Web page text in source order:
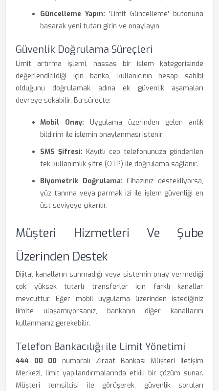
Güncelleme Yapın: 'Limit Güncelleme' butonuna
basarak yeni tutarı girin ve onaylayın.
Güvenlik Doğrulama Süreçleri
Limit artırma işlemi, hassas bir işlem kategorisinde
değerlendirildiği için banka, kullanıcının hesap sahibi
olduğunu doğrulamak adına ek güvenlik aşamaları
devreye sokabilir. Bu süreçte:
Mobil Onay: Uygulama üzerinden gelen anlık
bildirim ile işlemin onaylanması istenir.
SMS Şifresi: Kayıtlı cep telefonunuza gönderilen
tek kullanımlık şifre (OTP) ile doğrulama sağlanır.
Biyometrik Doğrulama: Cihazınız destekliyorsa,
yüz tanıma veya parmak izi ile işlem güvenliği en
üst seviyeye çıkarılır.
Müşteri Hizmetleri Ve Şube
Üzerinden Destek
Dijital kanalların sunmadığı veya sistemin onay vermediği
çok yüksek tutarlı transferler için farklı kanallar
mevcuttur. Eğer mobil uygulama üzerinden istediğiniz
limite ulaşamıyorsanız, bankanın diğer kanallarını
kullanmanız gerekebilir.
Telefon Bankacılığı ile Limit Yönetimi
444 00 00 numaralı Ziraat Bankası Müşteri İletişim
Merkezi, limit yapılandırmalarında etkili bir çözüm sunar.
Müşteri temsilcisi ile görüşerek, güvenlik soruları